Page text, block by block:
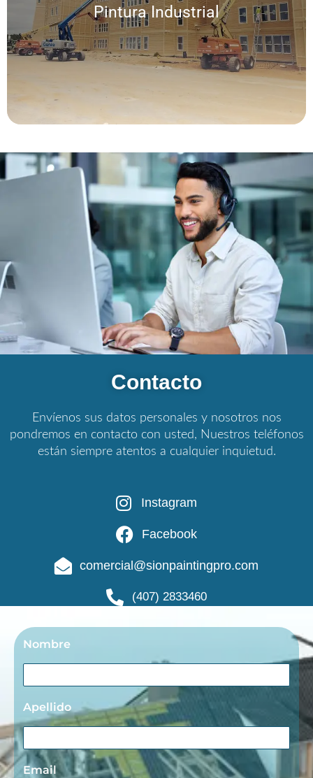
Pintura Industrial
Somos expertos en pintura y acabados para exteriores e interiores.
Trabajamos para rehabilitar edificios residenciales, corporativos, públicos y
de usos comerciales e industriales.
Contacto
Envíenos sus datos personales y nosotros nos
pondremos en contacto con usted, Nuestros teléfonos
están siempre atentos a cualquier inquietud.
Instagram
Facebook
comercial@sionpaintingpro.com
(407) 2833460
Nombre
Apellido
Email